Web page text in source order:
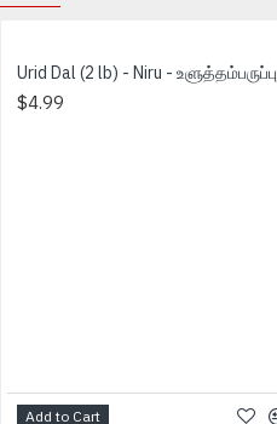
Urid Dal (2 lb) - Niru - உளுத்தம்பருப்பு
$4.99
Add to Cart